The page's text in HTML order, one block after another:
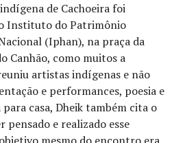
de Cachoeira foi
Instituto do Patrimônio
(Iphan), na praça da
Canhão, como muitos a
artistas indígenas e não
e performances, poesia e
casa, Dheik também cita o
e realizado esse